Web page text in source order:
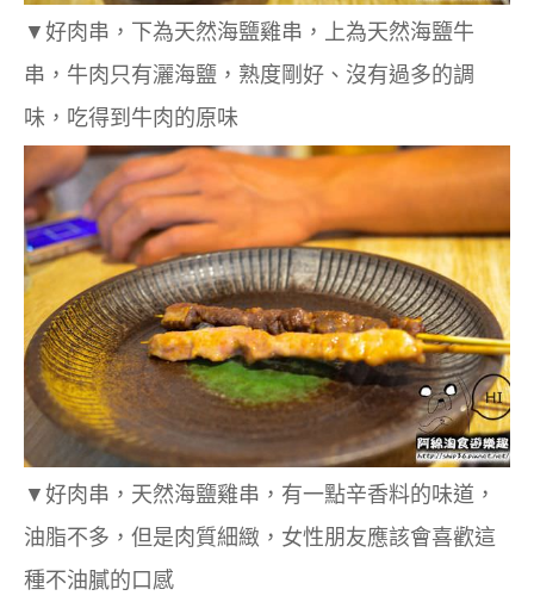
▼ 好肉串，下為天然海鹽雞串，上為天然海鹽牛
串，牛肉只有灑海鹽，熟度剛好、沒有過多的調
味，吃得到牛肉的原味
▼ 好肉串，天然海鹽雞串，有一點辛香料的味道，
油脂不多，但是肉質細緻，女性朋友應該會喜歡這
種不油膩的口感